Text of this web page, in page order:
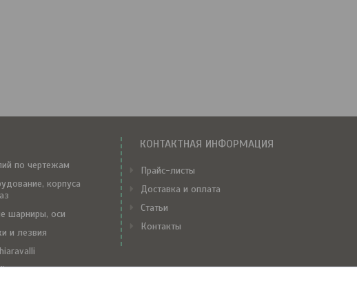
по чертежам
корпуса
шарниры, оси
и лезвия
КОНТАКТНАЯ ИНФОРМАЦИЯ
Прайс-листы
Доставка и оплата
Статьи
Контакты